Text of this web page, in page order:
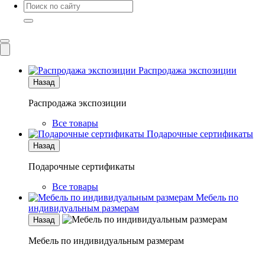
Распродажа экспозиции
Назад
Распродажа экспозиции
Все товары
Подарочные сертификаты
Назад
Подарочные сертификаты
Все товары
Мебель по
индивидуальным размерам
Назад
Мебель по индивидуальным размерам